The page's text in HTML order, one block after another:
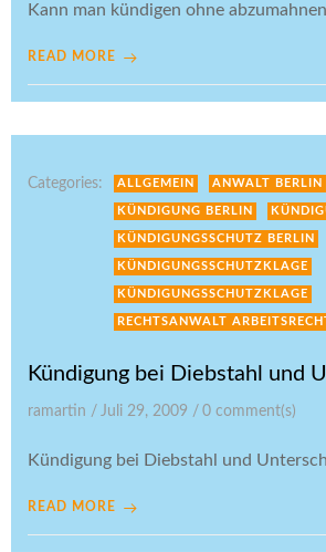
Kann man kündigen ohne
READ MORE
Categories: ALLGEMEIN ANWALT BERLIN
KÜNDIGUNG BERLIN
KÜNDIGUNGSSCHUTZ BERLIN
KÜNDIGUNGSSCHUTZKLAGE
KÜNDIGUNGSSCHUTZKLAGE
RECHTSANWALT
Kündigung bei Diebstahl und
ramartin / Juli 29, 2009 / 0 comment(s)
Kündigung bei Diebstahl und
READ MORE